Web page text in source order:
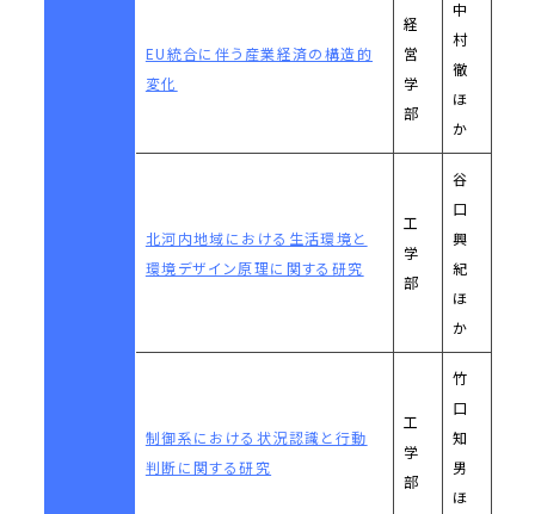
EU統合に伴う産業経済の構造的
変化
経
営
学
部
中
村
徹
ほ
か
北河内地域における生活環境と
環境デザイン原理に関する研究
工
学
部
谷
口
興
紀
ほ
か
制御系における状況認識と行動
判断に関する研究
工
学
部
竹
口
知
男
ほ